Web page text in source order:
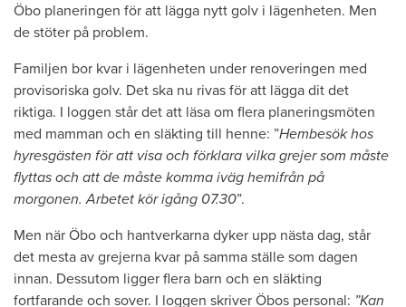
Öbo planeringen för att lägga nytt golv i lägenheten. Men
de stöter på problem.
Familjen bor kvar i lägenheten under renoveringen med
provisoriska golv. Det ska nu rivas för att lägga dit det
riktiga. I loggen står det att läsa om flera planeringsmöten
med mamman och en släkting till henne: ”Hembesök hos
hyresgästen för att visa och förklara vilka grejer som måste
flyttas och att de måste komma iväg hemifrån på
morgonen. Arbetet kör igång 07.30”.
Men när Öbo och hantverkarna dyker upp nästa dag, står
det mesta av grejerna kvar på samma ställe som dagen
innan. Dessutom ligger flera barn och en släkting
fortfarande och sover. I loggen skriver Öbos personal: ”Kan